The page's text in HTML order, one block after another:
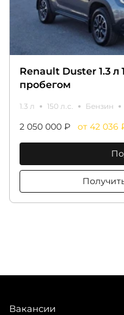
Renault Duster 1.3 л
пробегом
1.3 л 150 л.с. Бензин
2 050 000 ₽ от 42 036
Вакансии